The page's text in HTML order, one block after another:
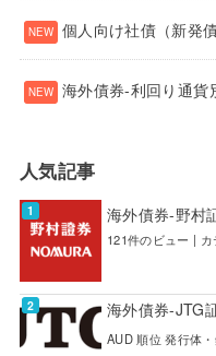
個人向け社債（新発
海外債券-利回り通貨
人気記事
海外債券-野村
121件のビュー |
海外債券-JTG
AUD 順位 発行体